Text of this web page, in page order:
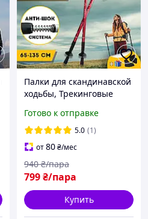
Палки для скандинавской
ходьбы, Трекинговые
Туристические палки
Hechpro красные 3924-1
Готово к отправке
5.0 (1)
от80₴/мес
799₴/пара
940 ₴/пара
Купить